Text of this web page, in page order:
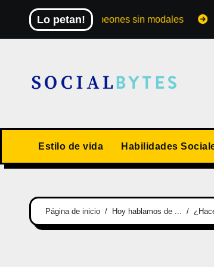
contenido
Lo petan!
de los campeones sin modales Los 10
Estilo de vida Habilidades
Página de inicio Hoy hablamos de ...